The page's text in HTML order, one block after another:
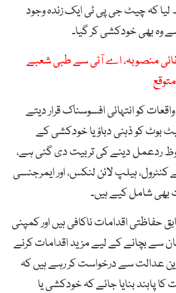
کہ چیٹ جی پی ٹی ایک زندہ وجود
بھی خودکشی کر گیا۔
منصوبہ، اے آئی سے طبی شعبے
کو انتہائی افسوسناک قرار دیتے
بوٹ کو ذہنی دباؤ یا خودکشی کے
ردعمل دینے کی تربیت دی گئی ہے،
ہیلپ لائن لنکس، اور ایمرجنسی
بھی شامل کیے ہیں۔
حفاظتی اقدامات ناکافی ہیں اور کمپنی
سے بچانے کے لیے مزید اقدامات کرنے
عدالت سے درخواست کر رہے ہیں کہ
پابند بنایا جائے کہ خودکشی یا